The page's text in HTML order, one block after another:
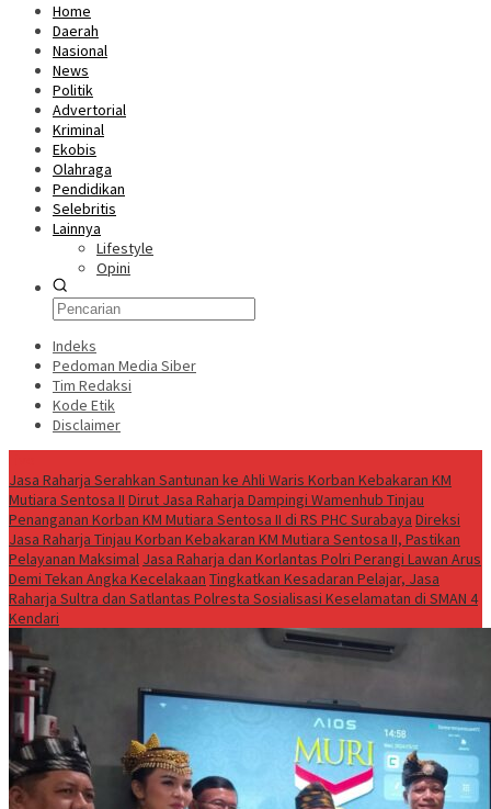
Home
Daerah
Nasional
News
Politik
Advertorial
Kriminal
Ekobis
Olahraga
Pendidikan
Selebritis
Lainnya
Lifestyle
Opini
Indeks
Pedoman Media Siber
Tim Redaksi
Kode Etik
Disclaimer
Jasa Raharja Serahkan Santunan ke Ahli Waris Korban Kebakaran KM
Mutiara Sentosa II Dirut Jasa Raharja Dampingi Wamenhub Tinjau
Penanganan Korban KM Mutiara Sentosa II di RS PHC Surabaya Direksi
Jasa Raharja Tinjau Korban Kebakaran KM Mutiara Sentosa II, Pastikan
Pelayanan Maksimal Jasa Raharja dan Korlantas Polri Perangi Lawan Arus
Demi Tekan Angka Kecelakaan Tingkatkan Kesadaran Pelajar, Jasa
Raharja Sultra dan Satlantas Polresta Sosialisasi Keselamatan di SMAN 4
Kendari